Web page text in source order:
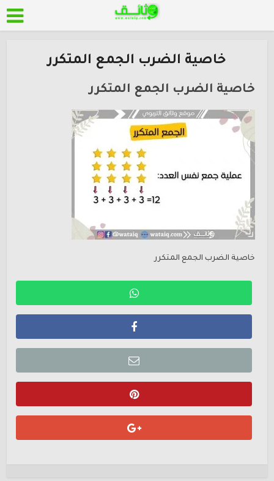
خاصية الضرب الجمع المتكرر
خاصية الضرب الجمع المتكرر
خاصية الضرب الجمع المتكرر